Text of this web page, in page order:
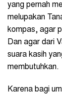
yang pernah
melupakan
kompas, agar
Dan agar dari
suara kasih
membutuhkan.
Karena bagi